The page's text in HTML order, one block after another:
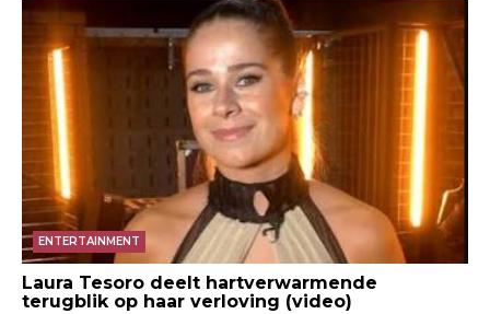
ENTERTAINMENT
Laura Tesoro deelt hartverwarmende
terugblik op haar verloving (video)